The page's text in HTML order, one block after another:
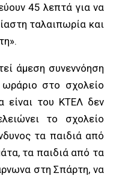
45 λεπτά για να
ταλαιπωρία και
άμεση συνεννόηση
στο σχολείο
είναι του ΚΤΕΛ δεν
το σχολείο
τα παιδιά από
τα παιδιά από τα
στη Σπάρτη, να